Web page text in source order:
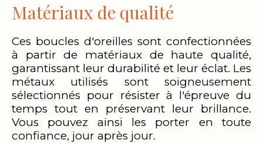
Matériaux de qualité
Ces boucles d'oreilles sont confectionnées
à partir de matériaux de haute qualité,
garantissant leur durabilité et leur éclat. Les
métaux utilisés sont soigneusement
sélectionnés pour résister à l'épreuve du
temps tout en préservant leur brillance.
Vous pouvez ainsi les porter en toute
confiance, jour après jour.